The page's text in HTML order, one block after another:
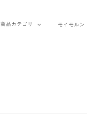
商品カテゴリ モイモルン